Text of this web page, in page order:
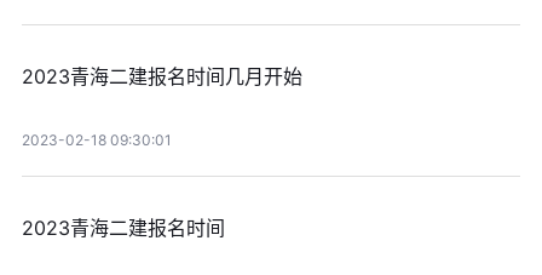
2023青海二建报名时间几月开始
2023-02-18 09:30:01
2023青海二建报名时间